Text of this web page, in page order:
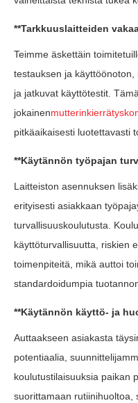
**Tarkkuuslaitteiden
Teimme äskettäin
testauksen ja
ja jatkuvat käyttötestit.
jokainen
pitkäaikaisesti luotettavasti
**Käytännön työpajan
Laitteiston asennuksen
erityisesti asiakkaan
turvallisuuskoulutusta.
käyttöturvallisuutta, riskien
toimenpiteitä, mikä auttoi
standardoidumpia
**Käytännön käyttö- ja
Auttaakseen asiakasta
potentiaalia,
koulutustilaisuuksia paikan
suorittamaan rutiinihuoltoa,